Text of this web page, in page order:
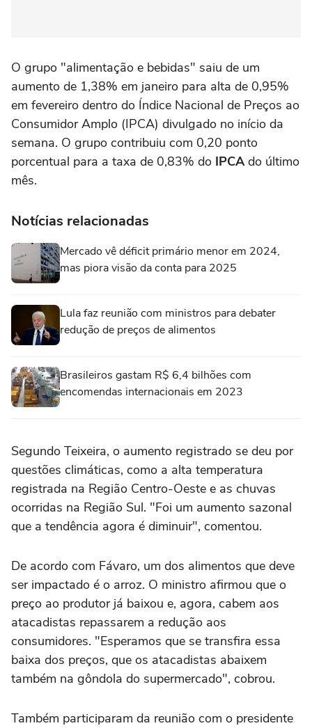
O grupo "alimentação e bebidas" saiu de um
aumento de 1,38% em janeiro para alta de 0,95%
em fevereiro dentro do Índice Nacional de Preços ao
Consumidor Amplo (IPCA) divulgado no início da
semana. O grupo contribuiu com 0,20 ponto
porcentual para a taxa de 0,83% do IPCA do último
mês.
Notícias relacionadas
Mercado vê déficit primário menor em 2024,
mas piora visão da conta para 2025
Lula faz reunião com ministros para debater
redução de preços de alimentos
Brasileiros gastam R$ 6,4 bilhões com
encomendas internacionais em 2023
Segundo Teixeira, o aumento registrado se deu por
questões climáticas, como a alta temperatura
registrada na Região Centro-Oeste e as chuvas
ocorridas na Região Sul. "Foi um aumento sazonal
que a tendência agora é diminuir", comentou.
De acordo com Fávaro, um dos alimentos que deve
ser impactado é o arroz. O ministro afirmou que o
preço ao produtor já baixou e, agora, cabem aos
atacadistas repassarem a redução aos
consumidores. "Esperamos que se transfira essa
baixa dos preços, que os atacadistas abaixem
também na gôndola do supermercado", cobrou.
Também participaram da reunião com o presidente